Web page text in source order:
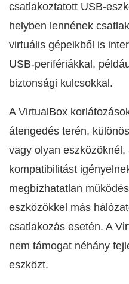
csatlakoztatott USB-
helyben lennének
virtuális gépeikből is
USB-perifériákkal,
biztonsági kulcsokkal.
A VirtualBox
átengedés terén,
vagy olyan eszközöknél,
kompatibilitást
megbízhatatlan
eszközökkel más
csatlakozás esetén. A
nem támogat néhány
eszközt.